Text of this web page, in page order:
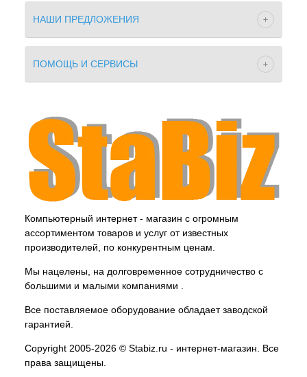
НАШИ ПРЕДЛОЖЕНИЯ
ПОМОЩЬ И СЕРВИСЫ
Компьютерный интернет - магазин с огромным
ассортиментом товаров и услуг от известных
производителей, по конкурентным ценам.
Мы нацелены, на долговременное сотрудничество с
большими и малыми компаниями .
Все поставляемое оборудование обладает заводской
гарантией.
Copyright 2005-2026 © Stabiz.ru - интернет-магазин. Все
права защищены.